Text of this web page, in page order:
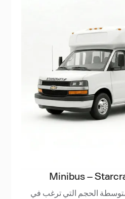
Minibus –
الحجم التي ترغب في